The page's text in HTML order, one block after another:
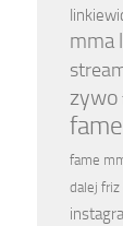
mma
zywo
fame
dalej friz